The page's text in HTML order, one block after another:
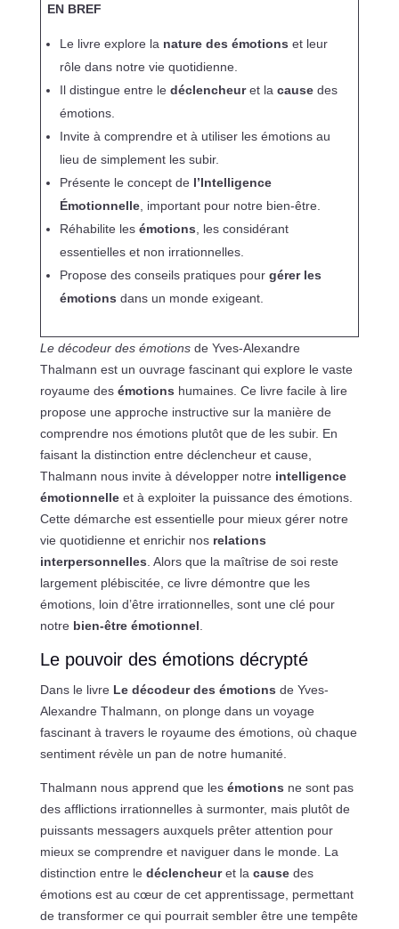
EN BREF
Le livre explore la nature des émotions et leur
rôle dans notre vie quotidienne.
Il distingue entre le déclencheuret la causedes
émotions.
Invite à comprendre et à utiliser les émotions au
lieu de simplement les subir.
Présente le concept de l’Intelligence
Émotionnelle, important pour notre bien-être.
Réhabilite les émotions , les considérant
essentielles et non irrationnelles.
Propose des conseils pratiques pour gérer les
émotions dans un monde exigeant.
Le décodeur des émotionsde Yves-Alexandre
Thalmann est un ouvrage fascinant qui explore le vaste
royaume des émotions humaines. Ce livre facile à lire
propose une approche instructive sur la manière de
comprendre nos émotions plutôt que de les subir. En
faisant la distinction entre déclencheur et cause,
Thalmann nous invite à développer notre intelligence
émotionnelleet à exploiter la puissance des émotions.
Cette démarche est essentielle pour mieux gérer notre
vie quotidienne et enrichir nos relations
interpersonnelles . Alors que la maîtrise de soi reste
largement plébiscitée, ce livre démontre que les
émotions, loin d’être irrationnelles, sont une clé pour
notre bien-être émotionnel
Le pouvoir des émotions décrypté
Dans le livre Le décodeur des émotions de Yves-
Alexandre Thalmann, on plonge dans un voyage
fascinant à travers le royaume des émotions, où chaque
sentiment révèle un pan de notre humanité.
Thalmann nous apprend que les émotions ne sont pas
des afflictions irrationnelles à surmonter, mais plutôt de
puissants messagers auxquels prêter attention pour
mieux se comprendre et naviguer dans le monde. La
distinction entre le déclencheuret la causedes
émotions est au cœur de cet apprentissage, permettant
de transformer ce qui pourrait sembler être une tempête